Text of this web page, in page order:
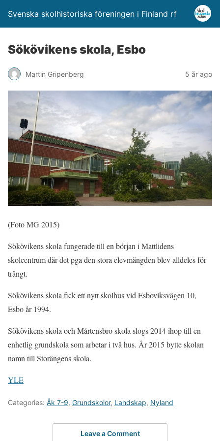
Svenska skolhistoriska föreningen i Finland rf
Sökövikens skola, Esbo
Martin Gripenberg 5 år ago
(Foto MG 2015)
Sökövikens skola fungerade till en början i Mattlidens
skolcentrum där det pga den stora elevmängden blev alldeles för
trångt.
Sökövikens skola fick ett nytt skolhus vid Esboviksvägen 10,
Esbo år 1994.
Sökövikens skola och Mårtensbro skola slogs 2014 ihop till en
enhetlig grundskola som arbetar i två hus. År 2015 bytte skolan
namn till Storängens skola.
YLE
Categories: Åk 7-9, Grundskolor, Landskap, Nyland
Leave a Comment